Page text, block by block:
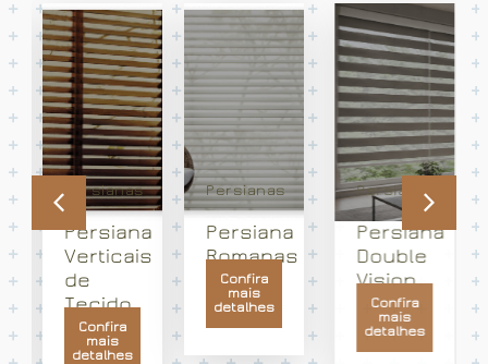
Persianas
Persiana
Verticais
de
Tecido
Confira
mais
detalhes
Persianas
Persiana
Romanas
Confira
mais
detalhes
Persianas
Persiana
Double
Vision
Confira
mais
detalhes